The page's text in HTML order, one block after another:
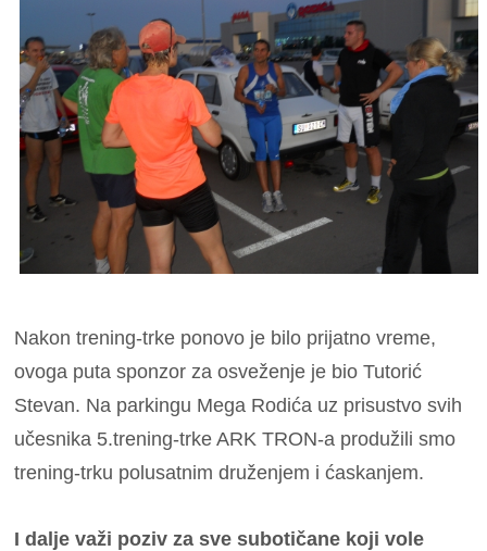
Nakon trening-trke ponovo je bilo prijatno vreme,
ovoga puta sponzor za osveženje je bio Tutorić
Stevan. Na parkingu Mega Rodića uz prisustvo svih
učesnika 5.trening-trke ARK TRON-a produžili smo
trening-trku polusatnim druženjem i ćaskanjem.
I dalje važi poziv za sve subotičane koji vole